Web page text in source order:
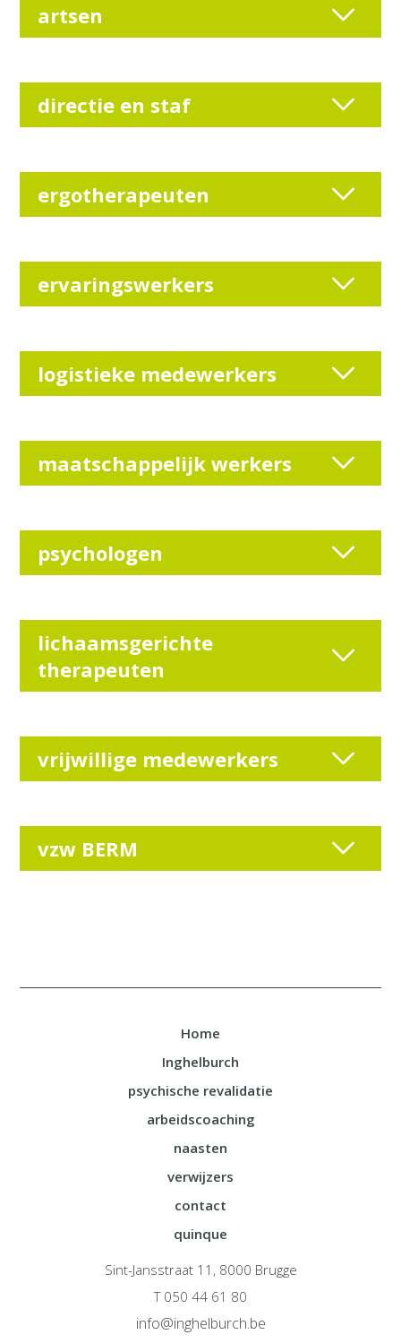
artsen
directie en staf
ergotherapeuten
ervaringswerkers
logistieke medewerkers
maatschappelijk werkers
psychologen
lichaamsgerichte
therapeuten
vrijwillige medewerkers
vzw BERM
Home
Inghelburch
psychische revalidatie
arbeidscoaching
naasten
verwijzers
contact
quinque
Sint-Jansstraat 11, 8000 Brugge
T 050 44 61 80
info@inghelburch.be